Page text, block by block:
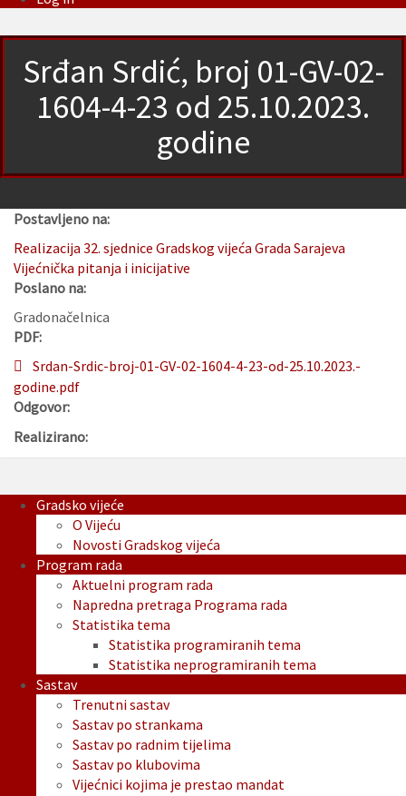
Srđan Srdić, broj 01-GV-02-
1604-4-23 od 25.10.2023.
godine
Postavljeno na:
Realizacija 32. sjednice Gradskog vijeća Grada Sarajeva
Vijećnička pitanja i inicijative
Poslano na:
Gradonačelnica
PDF:
Srdan-Srdic-broj-01-GV-02-1604-4-23-od-25.10.2023.-
godine.pdf
Odgovor:
Realizirano:
Gradsko vijeće
O Vijeću
Novosti Gradskog vijeća
Program rada
Aktuelni program rada
Napredna pretraga Programa rada
Statistika tema
Statistika programiranih tema
Statistika neprogramiranih tema
Sastav
Trenutni sastav
Sastav po strankama
Sastav po radnim tijelima
Sastav po klubovima
Vijećnici kojima je prestao mandat